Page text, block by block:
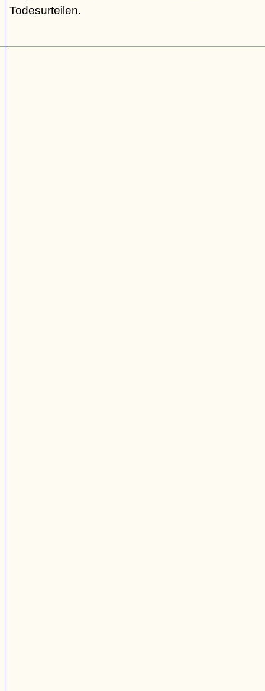
Todesurteilen.